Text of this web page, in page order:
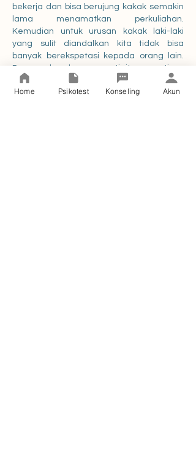
bekerja dan bisa berujung kakak semakin
lama menamatkan perkuliahan.
Kemudian untuk urusan kakak laki-laki
yang sulit diandalkan kita tidak bisa
banyak berekspetasi kepada orang lain.
Dengan keadaan seperti itu sepertinya
kakak hanya bisa mengandalkan diri
kakak sendiri karena jika kita menunggu
Home Psikotest Konseling Akun